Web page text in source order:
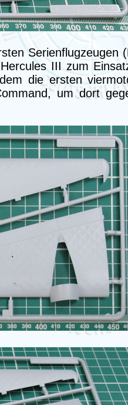
Serienflugzeugen
III zum
die ersten
um dort